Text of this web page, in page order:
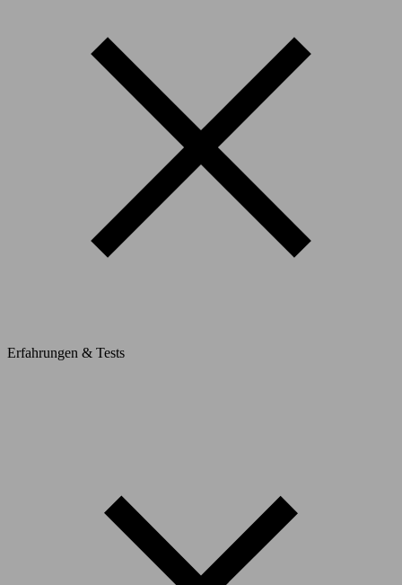
Erfahrungen & Tests